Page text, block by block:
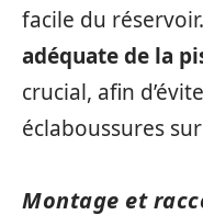
facile du
adéquate de la
crucial, afin
éclaboussures
Montage et